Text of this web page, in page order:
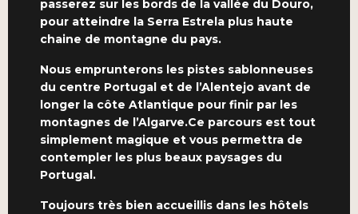
passerez sur les bords de la vallée du Douro,
pour atteindre la Serra Estrela plus haute
chaine de montagne du pays.
Nous emprunterons les pistes sablonneuses
du centre Portugal et de l’Alentejo avant de
longer la côte Atlantique pour finir par les
montagnes de l’Algarve.Ce parcours est tout
simplement magique et vous permettra de
contempler les plus beaux paysages du
Portugal.
Toujours très bien accueillis dans les hôtels